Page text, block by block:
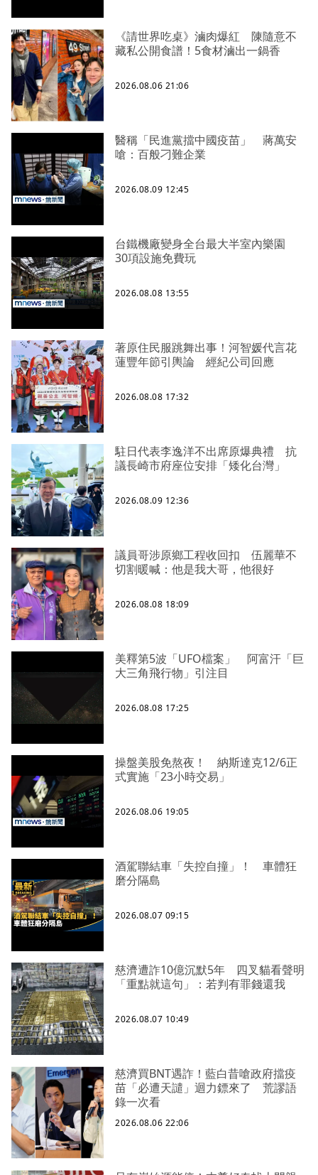
《請世界吃桌》滷肉爆紅 陳隨意不
藏私公開食譜！5食材滷出一鍋香
2026.08.06 21:06
醫稱「民進黨擋中國疫苗」 蔣萬安
嗆：百般刁難企業
2026.08.09 12:45
台鐵機廠變身全台最大半室內樂園
30項設施免費玩
2026.08.08 13:55
著原住民服跳舞出事！河智媛代言花
蓮豐年節引輿論 經紀公司回應
2026.08.08 17:32
駐日代表李逸洋不出席原爆典禮 抗
議長崎市府座位安排「矮化台灣」
2026.08.09 12:36
議員哥涉原鄉工程收回扣 伍麗華不
切割暖喊：他是我大哥，他很好
2026.08.08 18:09
美釋第5波「UFO檔案」 阿富汗「巨
大三角飛行物」引注目
2026.08.08 17:25
操盤美股免熬夜！ 納斯達克12/6正
式實施「23小時交易」
2026.08.06 19:05
酒駕聯結車「失控自撞」！ 車體狂
磨分隔島
2026.08.07 09:15
慈濟遭詐10億沉默5年 四叉貓看聲明
「重點就這句」：若判有罪錢還我
2026.08.07 10:49
慈濟買BNT遇詐！藍白昔嗆政府擋疫
苗「必遭天譴」迴力鏢來了 荒謬語
錄一次看
2026.08.06 22:06